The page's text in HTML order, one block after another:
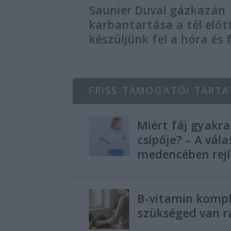
Saunier Duval gázkazán
karbantartása a tél
készüljünk fel a hóra és
FRISS TÁMOGATÓI
Miért fáj
csípője? – A
medencében
B-vitamin
szükséged van